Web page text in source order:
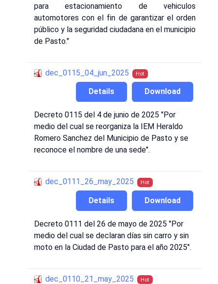
para estacionamiento de vehiculos
automotores con el fin de garantizar el orden
público y la seguridad ciudadana en el municipio
de Pasto."
dec_0115_04_jun_2025 Hot
Download
Details
Decreto 0115 del 4 de junio de 2025 "Por
medio del cual se reorganiza la IEM Heraldo
Romero Sanchez del Municipio de Pasto y se
reconoce el nombre de una sede".
dec_0111_26_may_2025 Hot
Download
Details
Decreto 0111 del 26 de mayo de 2025 "Por
medio del cual se declaran días sin carro y sin
moto en la Ciudad de Pasto para el año 2025".
dec_0110_21_may_2025 Hot